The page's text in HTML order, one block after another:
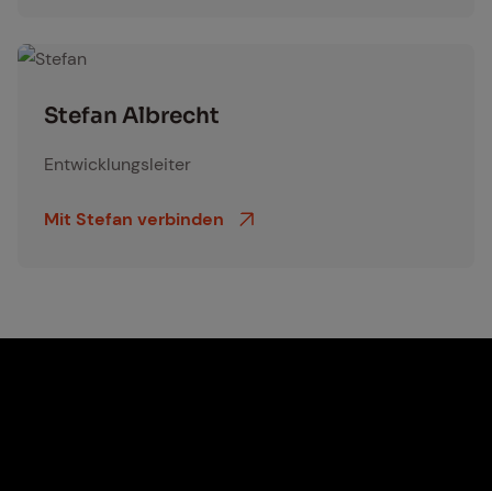
Ste­fan Al­brecht
Entwicklungsleiter
Mit Stefan verbinden